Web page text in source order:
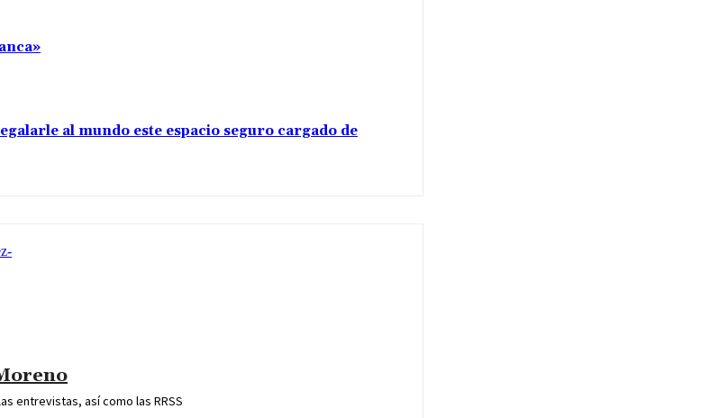
al mundo este espacio seguro cargado de
entrevistas, así como las RRSS